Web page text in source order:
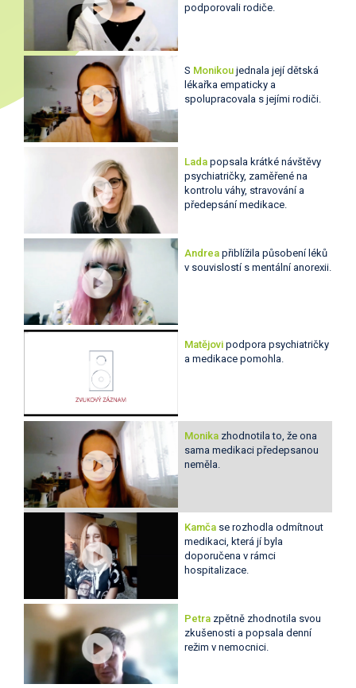
podporovali rodiče.
S Monikoujednala její dětská
lékařka empaticky a
spolupracovala s jejími rodiči.
Ladapopsala krátké návštěvy
psychiatričky, zaměřené na
kontrolu váhy, stravování a
předepsání medikace.
Andrea přiblížila působení léků
v souvislostí s mentální anorexii.
Matějovi podpora psychiatričky
a medikace pomohla.
Monikazhodnotila to, že ona
sama medikaci předepsanou
neměla.
Kamčase rozhodla odmítnout
medikaci, která jí byla
doporučena v rámci
hospitalizace.
Petra zpětně zhodnotila svou
zkušenosti a popsala denní
režim v nemocnici.